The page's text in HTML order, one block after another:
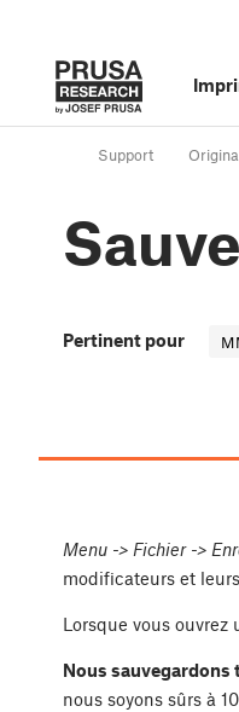
Support
Pertinent pour
Menu -> Fichier ->
modificateurs et
Lorsque vous
Nous
nous soyons sûrs à